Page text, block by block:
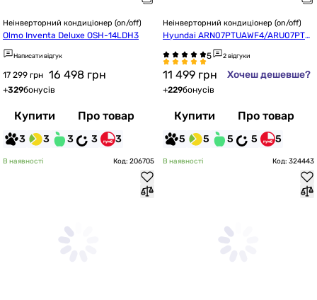
Неінверторний кондиціонер (on/off)
Olmo Inventa Deluxe OSH-14LDH3
Написати відгук
17 299 грн 16 498 грн
+329бонусів
Купити Про товар
3 3 3 3 3
Неінверторний кондиціонер (on/off)
Hyundai ARN07PTUAWF4/ARU07PTU
2 відгуки
11 499 грн Хочеш дешевше?
+229бонусів
Купити Про товар
5 5 5 5 5
В наявності Код: 206705 В наявності Код: 324443